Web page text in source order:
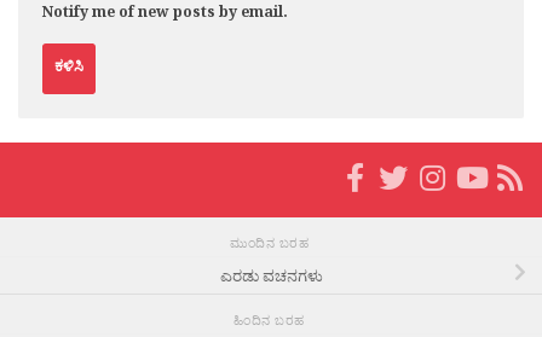
Notify me of new posts by email.
ಮುಂದಿನ ಬರಹ
ಎರಡು ವಚನಗಳು
ಹಿಂದಿನ ಬರಹ